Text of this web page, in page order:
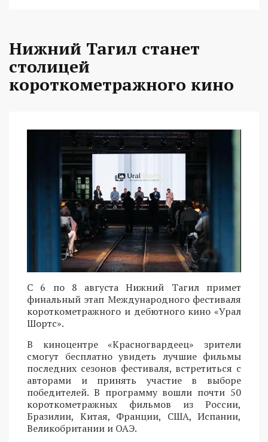
Нижний Тагил станет
столицей
короткометражного кино
С 6 по 8 августа Нижний Тагил примет
финальный этап Международного фестиваля
короткометражного и дебютного кино «Урал
Шортс».
В киноцентре «Красногвардеец» зрители
смогут бесплатно увидеть лучшие фильмы
последних сезонов фестиваля, встретиться с
авторами и принять участие в выборе
победителей. В программу вошли почти 50
короткометражных фильмов из России,
Бразилии, Китая, Франции, США, Испании,
Великобритании и ОАЭ.